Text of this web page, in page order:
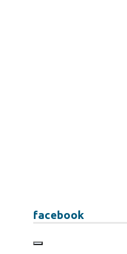
facebook